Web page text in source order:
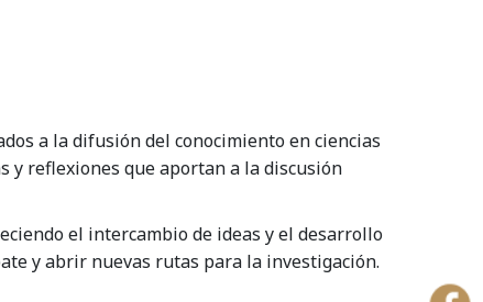
a la difusión del conocimiento en ciencias
y reflexiones que aportan a la discusión
el intercambio de ideas y el desarrollo
y abrir nuevas rutas para la investigación.​